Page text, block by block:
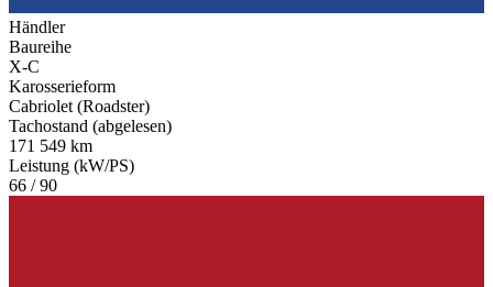
Händler
Baureihe
X-C
Karosserieform
Cabriolet (Roadster)
Tachostand (abgelesen)
171 549 km
Leistung (kW/PS)
66 / 90